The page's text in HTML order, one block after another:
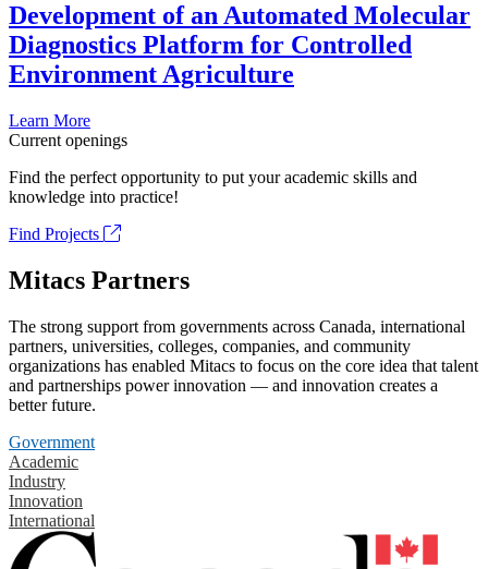
Development of an Automated Molecular
Diagnostics Platform for Controlled
Environment Agriculture
Learn More
Current openings
Find the perfect opportunity to put your academic skills and
knowledge into practice!
Find Projects
Mitacs Partners
The strong support from governments across Canada, international
partners, universities, colleges, companies, and community
organizations has enabled Mitacs to focus on the core idea that talent
and partnerships power innovation — and innovation creates a
better future.
Government
Academic
Industry
Innovation
International